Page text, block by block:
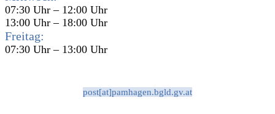
07:30 Uhr – 12:00 Uhr
13:00 Uhr – 18:00 Uhr
Freitag:
07:30 Uhr – 13:00 Uhr
post[at]pamhagen.bgld.gv.at